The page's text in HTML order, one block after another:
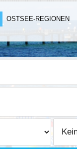
OSTSEE-REGIONEN